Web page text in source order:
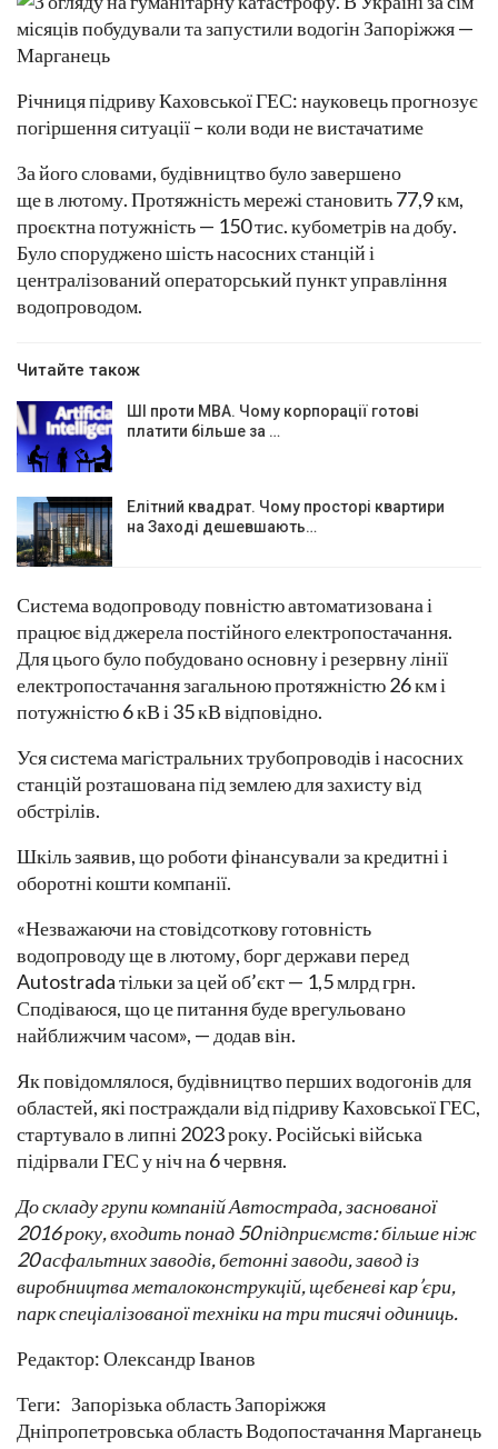
Річниця підриву Каховської ГЕС: науковець прогнозує
погіршення ситуації – коли води не вистачатиме
За його словами, будівництво було завершено
ще в лютому. Протяжність мережі становить 77,9 км,
проєктна потужність — 150 тис. кубометрів на добу.
Було споруджено шість насосних станцій і
централізований операторський пункт управління
водопроводом.
Читайте також
ШІ проти MBA. Чому корпорації готові
платити більше за …
Елітний квадрат. Чому просторі квартири
на Заході дешевшають…
Система водопроводу повністю автоматизована і
працює від джерела постійного електропостачання.
Для цього було побудовано основну і резервну лінії
електропостачання загальною протяжністю 26 км і
потужністю 6 кВ і 35 кВ відповідно.
Уся система магістральних трубопроводів і насосних
станцій розташована під землею для захисту від
обстрілів.
Шкіль заявив, що роботи фінансували за кредитні і
оборотні кошти компанії.
«Незважаючи на стовідсоткову готовність
водопроводу ще в лютому, борг держави перед
Autostrada тільки за цей об’єкт — 1,5 млрд грн.
Сподіваюся, що це питання буде врегульовано
найближчим часом», — додав він.
Як повідомлялося, будівництво перших водогонів для
областей, які постраждали від підриву Каховської ГЕС,
стартувало в липні 2023 року. Російські війська
підірвали ГЕС у ніч на 6 червня.
До складу групи компаній Автострада, заснованої
2016 року, входить понад 50 підприємств: більше ніж
20 асфальтних заводів, бетонні заводи, завод із
виробництва металоконструкцій, щебеневі кар’єри,
парк спеціалізованої техніки на три тисячі одиниць.
Редактор: Олександр Іванов
Теги: Запорізька область Запоріжжя
Дніпропетровська область Водопостачання Марганець